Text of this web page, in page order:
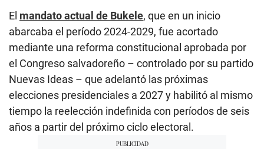
El mandato actual de Bukele, que en un inicio
abarcaba el período 2024-2029, fue acortado
mediante una reforma constitucional aprobada por
el Congreso salvadoreño – controlado por su partido
Nuevas Ideas – que adelantó las próximas
elecciones presidenciales a 2027 y habilitó al mismo
tiempo la reelección indefinida con períodos de seis
años a partir del próximo ciclo electoral.